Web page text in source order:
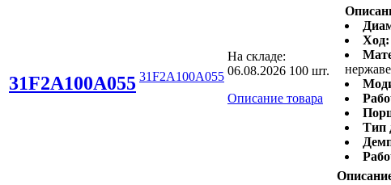
31F2A100A055 31F2A100A055
На складе:
06.08.2026 100 шт.
Описание товара
Ход:
Тип